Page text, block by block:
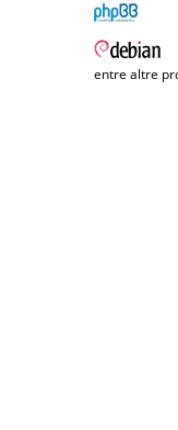
entre altre